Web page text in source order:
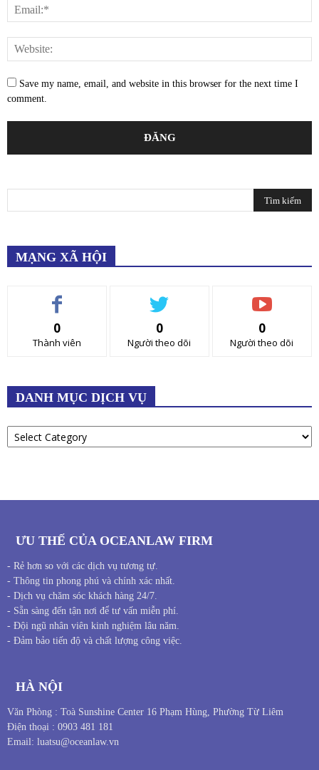
Save my name, email, and website in this browser for the next time I
comment.
MẠNG XÃ HỘI
0
Thành viên
0
Người theo dõi
0
Người theo dõi
DANH MỤC DỊCH VỤ
DANH
MỤC
ƯU THẾ CỦA OCEANLAW FIRM
- Rẻ hơn so với các dịch vụ tương tự.
- Thông tin phong phú và chính xác nhất.
- Dịch vụ chăm sóc khách hàng 24/7.
- Sẵn sàng đến tận nơi để tư vấn miễn phí.
- Đội ngũ nhân viên kinh nghiệm lâu năm.
- Đảm bảo tiến độ và chất lượng công việc.
HÀ NỘI
Văn Phòng : Toà Sunshine Center 16 Phạm Hùng, Phường Từ Liêm
Điện thoại : 0903 481 181
Email: luatsu@oceanlaw.vn